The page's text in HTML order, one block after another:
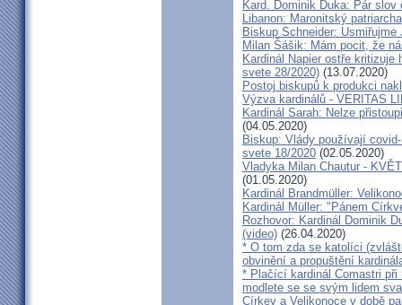
Kard. Dominik Duka: Pár slov
Libanon: Maronitský
Biskup Schneider:
Milan Šášik: Mám pocit, že
Kardinál Napier ostře
svete 28/2020) (13.07.2020)
Postoj biskupů k produkci
Výzva kardinálů - VERITAS
Kardinál Sarah: Nelze
(04.05.2020)
Biskup: Vlády používají
svete 18/2020 (02.05.2020)
Vladyka Milan Chautur -
(01.05.2020)
Kardinál Brandmüller:
Kardinál Müller: "Pánem
Rozhovor: Kardinál Dominik
(video) (26.04.2020)
* O tom zda se katolíci
obvinění a propuštění
* Plačící kardinál Comastri
modlete se se svým lidem
Církev a Velikonoce v době